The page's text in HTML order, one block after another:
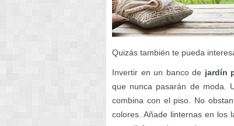
Quizás también te pueda
Invertir en un banco de jardín
que nunca pasarán de moda.
combina con el piso. No
colores. Añade linternas en los